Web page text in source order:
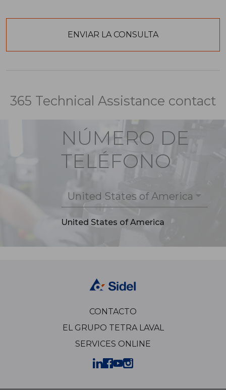
365 Technical Assistance contact
NÚMERO DE
TELÉFONO
United States of America
United States of America
CONTACTO
EL GRUPO TETRA LAVAL
SERVICES ONLINE